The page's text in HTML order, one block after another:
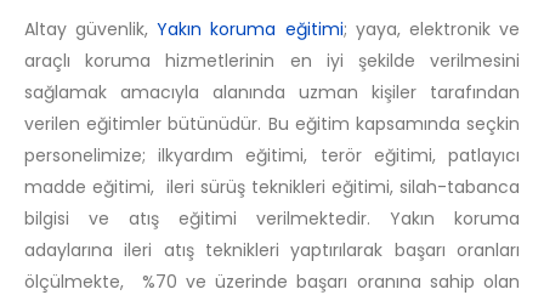
Altay güvenlik,Yakın koruma eğitimi; yaya, elektronik ve
araçlı koruma hizmetlerinin en iyi şekilde verilmesini
sağlamak amacıyla alanında uzman kişiler tarafından
verilen eğitimler bütünüdür. Bu eğitim kapsamında seçkin
personelimize; ilkyardım eğitimi, terör eğitimi, patlayıcı
madde eğitimi, ileri sürüş teknikleri eğitimi, silah-tabanca
bilgisi ve atış eğitimi verilmektedir. Yakın koruma
adaylarına ileri atış teknikleri yaptırılarak başarı oranları
ölçülmekte, %70 ve üzerinde başarı oranına sahip olan